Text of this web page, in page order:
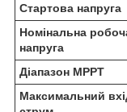
Стартова напруга
Номінальна
напруга
Діапазон MPPT
Максимальний